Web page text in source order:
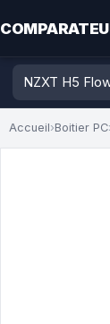
Accueil›Boitier PC